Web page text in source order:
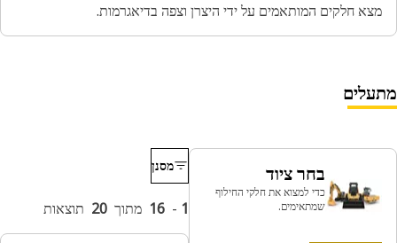
מצא חלקים המותאמים על ידי היצרן וצפה בדיאגרמות.
מתעלים
בחר ציוד
כדי למצוא את חלקי החילוף
שמתאימים.
מסנן
1
-
16 מתוך 20 תוצאות